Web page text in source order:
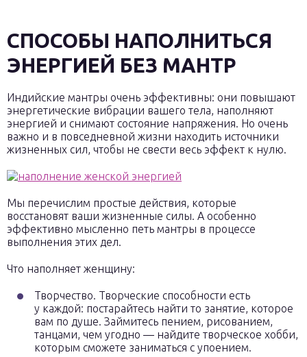
СПОСОБЫ НАПОЛНИТЬСЯ
ЭНЕРГИЕЙ БЕЗ МАНТР
Индийские мантры очень эффективны: они повышают
энергетические вибрации вашего тела, наполняют
энергией и снимают состояние напряжения. Но очень
важно и в повседневной жизни находить источники
жизненных сил, чтобы не свести весь эффект к нулю.
Мы перечислим простые действия, которые
восстановят ваши жизненные силы. А особенно
эффективно мысленно петь мантры в процессе
выполнения этих дел.
Что наполняет женщину:
Творчество. Творческие способности есть
у каждой: постарайтесь найти то занятие, которое
вам по душе. Займитесь пением, рисованием,
танцами, чем угодно — найдите творческое хобби,
которым сможете заниматься с упоением.